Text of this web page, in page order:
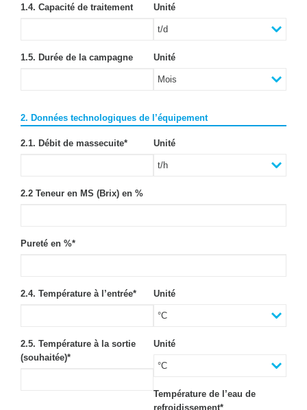
1.4. Capacité de traitement Unité
1.5. Durée de la campagne Unité
2. Données technologiques de l’équipement
2.1. Débit de massecuite* Unité
2.2 Teneur en MS (Brix) en %
Pureté en %*
2.4. Température à l’entrée* Unité
2.5. Température à la sortie
(souhaitée)*
Unité
Température de l’eau de
refroidissement*